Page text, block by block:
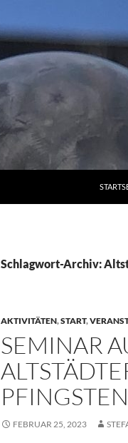
Schlagwort-Archiv:
AKTIVITÄTEN,START,
SEMINAR
FEBRUAR 25, 2023